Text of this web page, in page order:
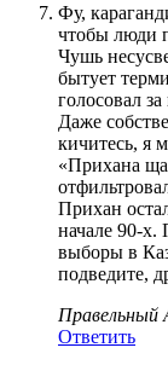
Фу,
чтобы люди
Чушь
бытует
голосовал
Даже
кичитесь, я
«Прихана
Прихан
начале 90-
выборы в
подведите,
Правельный
Ответить